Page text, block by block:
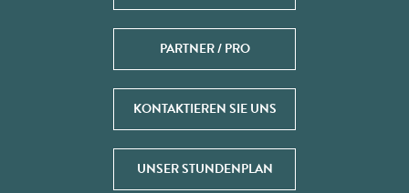
PARTNER / PRO
KONTAKTIEREN SIE UNS
UNSER STUNDENPLAN